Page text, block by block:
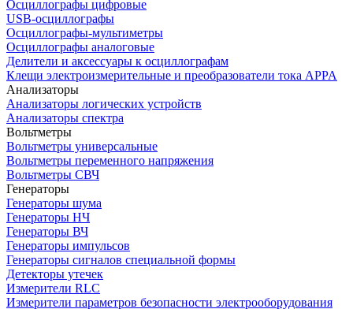
Осциллографы цифровые
USB-осциллографы
Осциллографы-мультиметры
Осциллографы аналоговые
Делители и аксессуары к осциллографам
Клещи электроизмерительные и преобразователи тока APPA
Анализаторы
Анализаторы логических устройств
Анализаторы спектра
Вольтметры
Вольтметры универсальные
Вольтметры переменного напряжения
Вольтметры СВЧ
Генераторы
Генераторы шума
Генераторы НЧ
Генераторы ВЧ
Генераторы импульсов
Генераторы сигналов специальной формы
Детекторы утечек
Измерители RLC
Измерители параметров безопасности электрооборудования